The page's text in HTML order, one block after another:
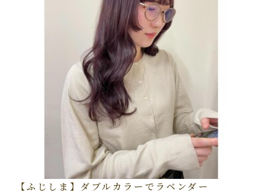
【ふじしま】ダブルカラーでラベンダー